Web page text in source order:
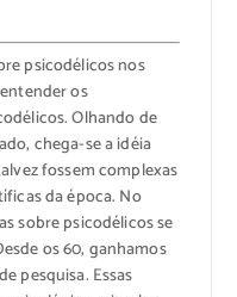
psicodélicos nos
os
Olhando de
chega-se a idéia
fossem complexas
da época. No
sobre psicodélicos se
os 60, ganhamos
pesquisa. Essas